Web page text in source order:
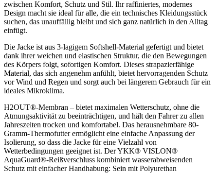
zwischen Komfort, Schutz und Stil. Ihr raffiniertes, modernes
Design macht sie ideal für alle, die ein technisches Kleidungsstück
suchen, das unauffällig bleibt und sich ganz natürlich in den Alltag
einfügt.
Die Jacke ist aus 3-lagigem Softshell-Material gefertigt und bietet
dank ihrer weichen und elastischen Struktur, die den Bewegungen
des Körpers folgt, sofortigen Komfort. Dieses strapazierfähige
Material, das sich angenehm anfühlt, bietet hervorragenden Schutz
vor Wind und Regen und sorgt auch bei längerem Gebrauch für ein
ideales Mikroklima.
H2OUT®-Membran – bietet maximalen Wetterschutz, ohne die
Atmungsaktivität zu beeinträchtigen, und hält den Fahrer zu allen
Jahreszeiten trocken und komfortabel. Das herausnehmbare 80-
Gramm-Thermofutter ermöglicht eine einfache Anpassung der
Isolierung, so dass die Jacke für eine Vielzahl von
Wetterbedingungen geeignet ist. Der YKK® VISLON®
AquaGuard®-Reißverschluss kombiniert wasserabweisenden
Schutz mit einfacher Handhabung: Sein mit Polyurethan